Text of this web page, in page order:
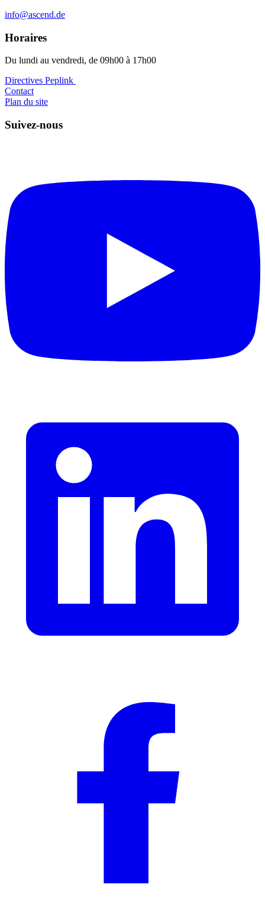
info@ascend.de
Horaires
Du lundi au vendredi, de 09h00 à 17h00
Directives Peplink ️
Contact
Plan du site
Suivez-nous